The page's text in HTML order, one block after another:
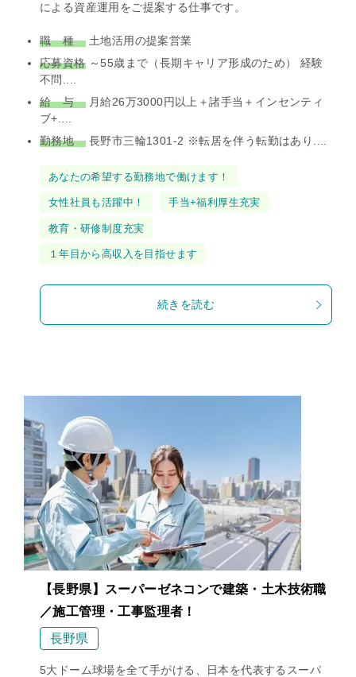
による資産運用をご提案する仕事です。
職 種土地活用の提案営業
応募資格～55歳まで（長期キャリア形成のため） 経験
不問....
給 与月給26万3000円以上＋諸手当＋インセンティ
ブ+....
勤務地長野市三輪1301-2 ※転居を伴う転勤はあり....
タあなたの希望する勤務地で働けます！
女性社員も活躍中！ 手当+福利厚生充実
教育・研修制度充実
１年目から高収入を目指せます
続きを読む
【長野県】スーパーゼネコンで建築・土木技術職
／施工管理・工事監理者！
長野県
5大ドーム球場を全て手がける、日本を代表するスーパ